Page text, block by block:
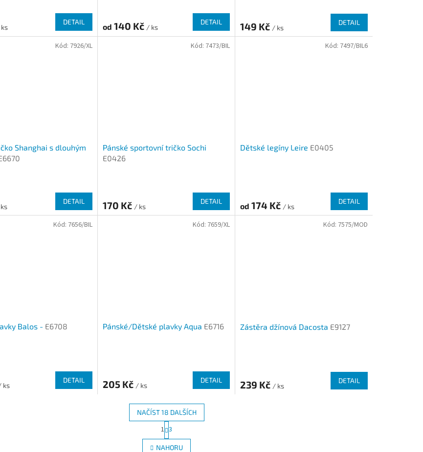
DETAIL
od 140 Kč / ks
DETAIL 149 Kč / ks
DETAIL
Shanghai s dlouhým
DETAIL
Kód: 7926/XL
Pánské sportovní tričko Sochi
E0426
170 Kč / ks
DETAIL
Kód: 7473/BIL
Dětské legíny Leire E0405
od 174 Kč / ks
DETAIL
Kód: 7497/BIL6
Balos - E6708
ks
DETAIL
Kód: 7656/BIL
Pánské/Dětské plavky Aqua E6716
205 Kč / ks
DETAIL
Kód: 7659/XL
Zástěra džínová Dacosta E9127
239 Kč / ks
DETAIL
Kód: 7575/MOD
O
v
NAČÍST 18 DALŠÍCH
S
t
r
á
1 3
NAHORU